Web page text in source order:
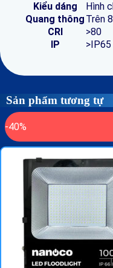
Kiểu dáng
Hình
Quang thông Trên
CRI
>80
IP
>IP65
Sản phẩm tương tự
-40%